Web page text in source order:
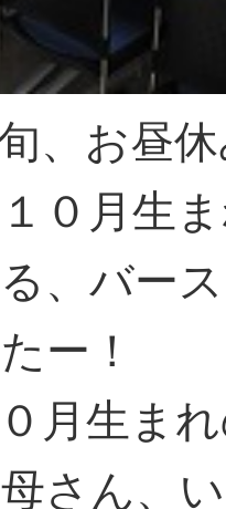
、お昼
０月生
、バー
ー！
月生ま
さん、